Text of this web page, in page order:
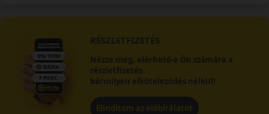
RÉSZLETFIZETÉS
Nézze meg, elérhető-e Ön számára a
részletfizetés
bármilyen elköteleződés nélkül!
Elindítom az előbírálatot